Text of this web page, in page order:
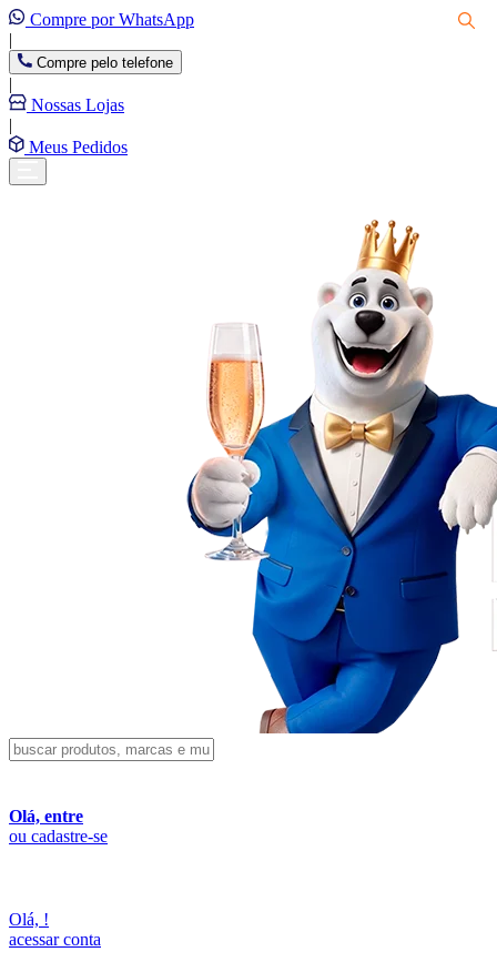
Compre por WhatsApp
|
Compre pelo telefone
|
Nossas Lojas
|
Meus Pedidos
Olá, entre
ou cadastre-se
Olá, !
acessar conta